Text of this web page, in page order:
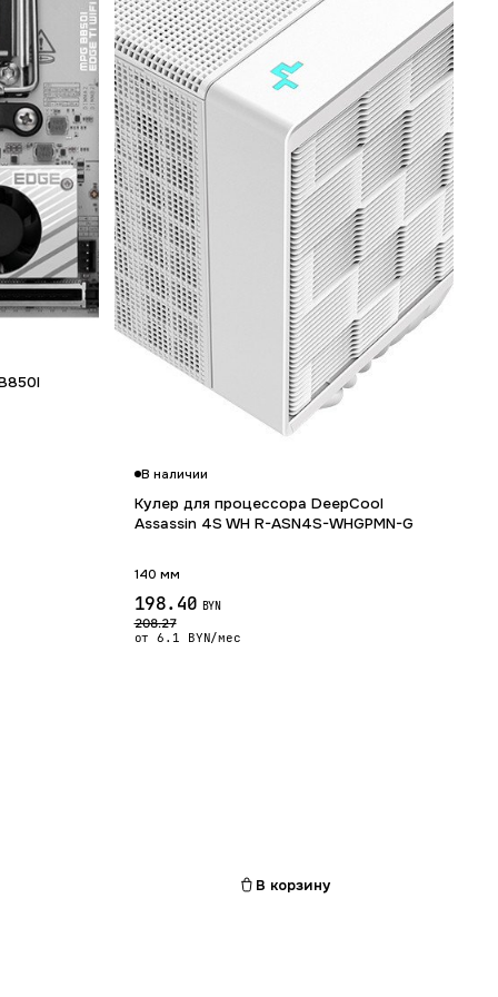
Гарантия 24 мес.
В наличии
Кулер для процессора DeepCool
Assassin 4S WH R-ASN4S-WHGPMN-G
140 мм
198.40 BYN
208.27
от 6.1 BYN/мес
В корзину